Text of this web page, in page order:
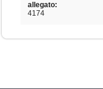
allegato:
4174